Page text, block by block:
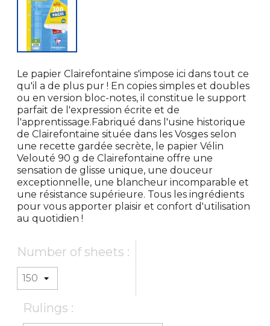
Le papier Clairefontaine s'impose ici dans tout ce
qu'il a de plus pur ! En copies simples et doubles
ou en version bloc-notes, il constitue le support
parfait de l'expression écrite et de
l'apprentissage.Fabriqué dans l'usine historique
de Clairefontaine située dans les Vosges selon
une recette gardée secrète, le papier Vélin
Velouté 90 g de Clairefontaine offre une
sensation de glisse unique, une douceur
exceptionnelle, une blancheur incomparable et
une résistance supérieure. Tous les ingrédients
pour vous apporter plaisir et confort d'utilisation
au quotidien !
Number of sheets :
Rulings :